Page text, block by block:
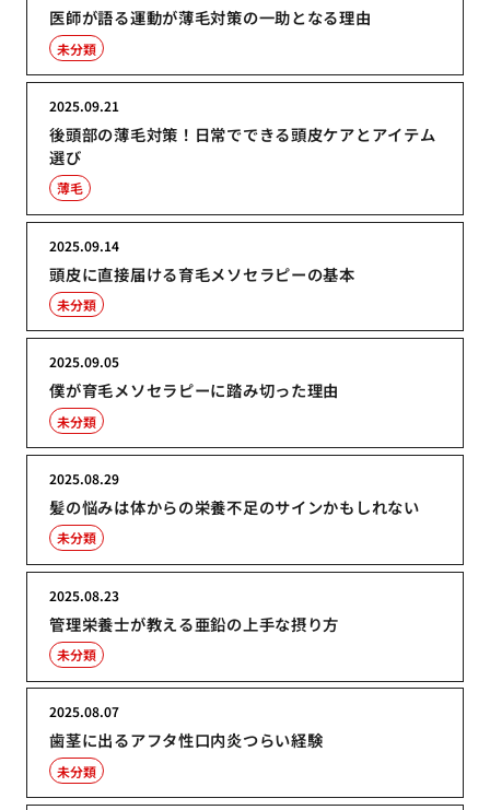
医師が語る運動が薄毛対策の一助となる理由
未分類
後頭部の薄毛対策！日常でできる頭皮ケアとアイテム
選び
2025.09.21
薄毛
頭皮に直接届ける育毛メソセラピーの基本
2025.09.14
未分類
僕が育毛メソセラピーに踏み切った理由
2025.09.05
未分類
髪の悩みは体からの栄養不足のサインかもしれない
2025.08.29
未分類
管理栄養士が教える亜鉛の上手な摂り方
2025.08.23
未分類
歯茎に出るアフタ性口内炎つらい経験
2025.08.07
未分類